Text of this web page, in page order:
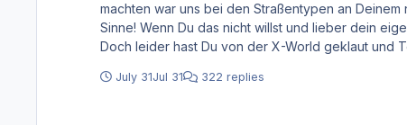
machten war uns bei den Straßentypen an
Sinne! Wenn Du das nicht willst und lieber dein
Doch leider hast Du von der X-World geklaut und
hast meine Telefonnummer falls noch was zu besprechen ist. Wie kommst Du denn auf sowas? Dir nimmt keiner was weg! Die Leute sind von Deiner
July 31Jul 31 322 replies